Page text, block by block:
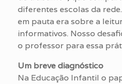
diferentes escolas da
em pauta era sobre a
informativos. Nosso
o professor para essa
Um breve diagnóstico
Na Educação Infantil o